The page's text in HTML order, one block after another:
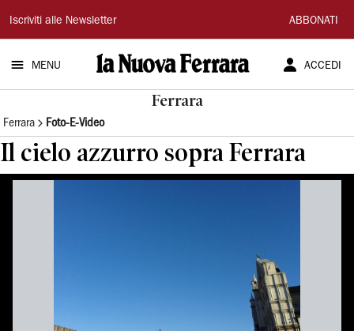
La
Nuova
Ferrara
Iscriviti alle Newsletter ABBONATI
MENU ACCEDI
Ferrara
Ferrara Foto-E-Video
Il cielo azzurro sopra Ferrara